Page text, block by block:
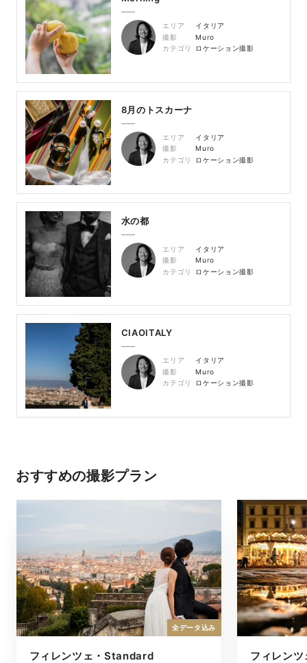
エリア
イタリア
撮影
Muro
カテゴリ
ロケーション撮影
8月のトスカーナ
エリア
イタリア
撮影
Muro
カテゴリ
ロケーション撮影
水の都
エリア
イタリア
撮影
Muro
カテゴリ
ロケーション撮影
CIAOITALY
エリア
イタリア
撮影
Muro
カテゴリ
ロケーション撮影
おすすめの撮影プラン
フィレンツェ・Standard
全データ込み
フィレン